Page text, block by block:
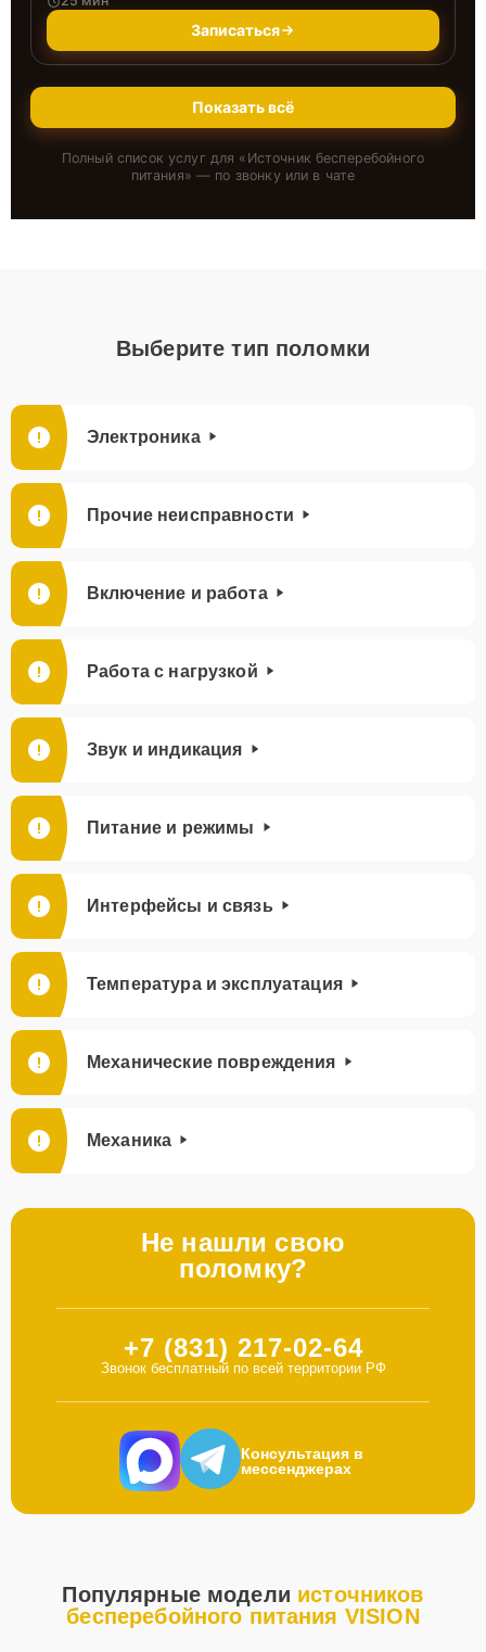
Записаться
Показать всё
Полный список услуг для « Источник бесперебойного
питания» — по звонку или в чате
Выберите тип поломки
Электроника
Прочие неисправности
Включение и работа
Работа с нагрузкой
Звук и индикация
Питание и режимы
Интерфейсы и связь
Температура и эксплуатация
Механические повреждения
Механика
Не нашли свою
поломку?
+7 (831) 217-02-64
Звонок бесплатный по всей территории РФ
Консультация в
мессенджерах
Популярные модели источников
бесперебойного питания VISION